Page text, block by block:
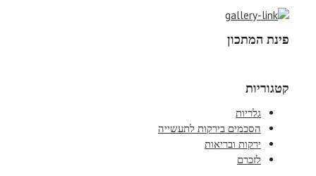
פינת המתכון
קטגוריות
גלריות
הסכמים בירקות לתעשייה
ירקות ובריאות
לזכרם